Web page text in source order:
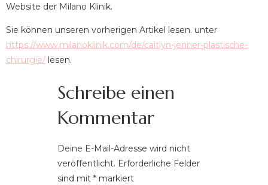
Website der Milano Klinik.
Sie können unseren vorherigen Artikel lesen. unter
https://www.milanoklinik.com/de/caitlyn-jenner-plastische-
chirurgie/ lesen.
Schreibe einen
Kommentar
Deine E-Mail-Adresse wird nicht
veröffentlicht. Erforderliche Felder
sind mit *markiert